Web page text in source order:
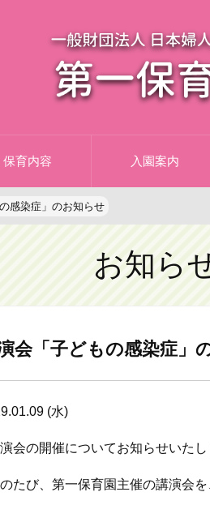
保育内容 入園案内
感染症」のお知らせ
お知ら
会「子どもの感染症」
(水)
会の開催についてお知らせいたし
たび、第一保育園主催の講演会